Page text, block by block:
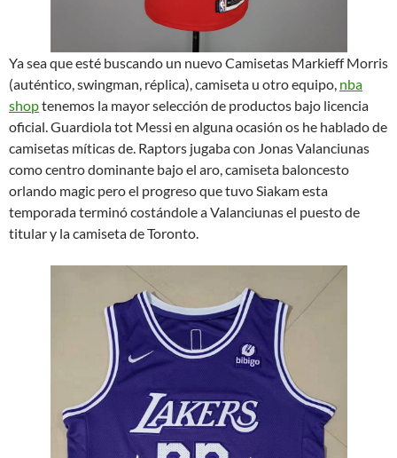
Ya sea que esté buscando un nuevo Camisetas Markieff Morris
(auténtico, swingman, réplica), camiseta u otro equipo, nba
shoptenemos la mayor selección de productos bajo licencia
oficial. Guardiola tot Messi en alguna ocasión os he hablado de
camisetas míticas de. Raptors jugaba con Jonas Valanciunas
como centro dominante bajo el aro, camiseta baloncesto
orlando magic pero el progreso que tuvo Siakam esta
temporada terminó costándole a Valanciunas el puesto de
titular y la camiseta de Toronto.